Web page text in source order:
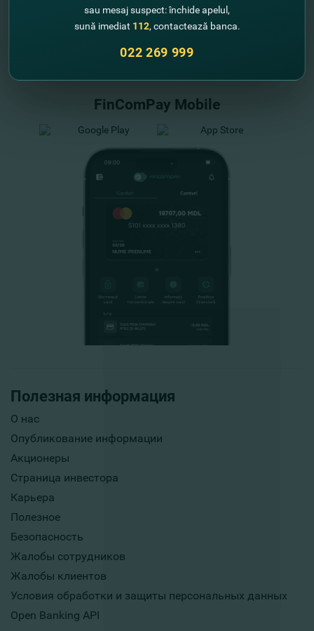
Полезная информация
О нас
Опубликование информации
Акционеры
Страница инвестора
Карьера
Полезное
Безопасность
Жалобы сотрудников
Жалобы клиентов
Условия обработки и защиты персональных данных
Open Banking API
Схемы гарантирования депозитов
FinComPay Mobile
sau mesaj suspect: închide apelul,
sună imediat 112, contactează banca.
022 269 999